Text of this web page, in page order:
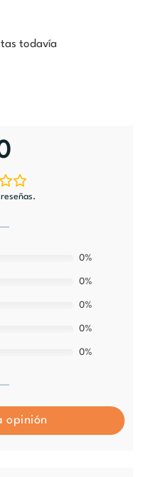
todavía
0%
0%
0%
0%
0%
opinión